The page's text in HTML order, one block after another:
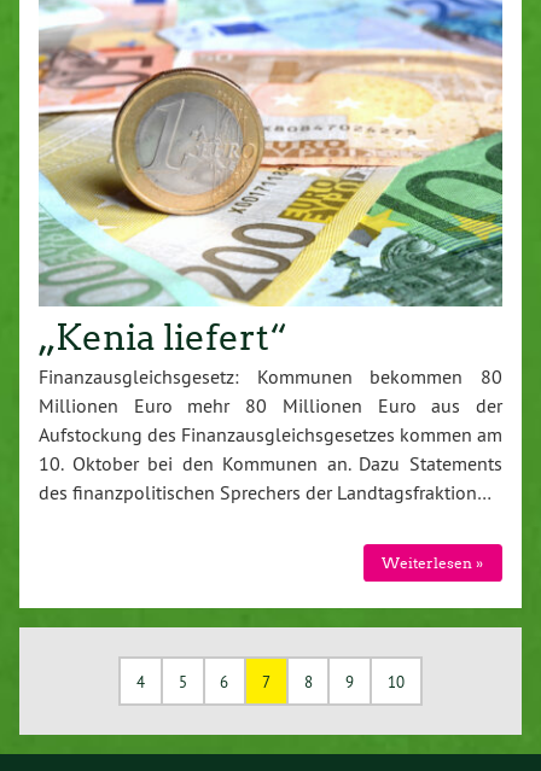
„Kenia liefert“
Finanzausgleichsgesetz: Kommunen bekommen 80
Millionen Euro mehr 80 Millionen Euro aus der
Aufstockung des Finanzausgleichsgesetzes kommen am
10. Oktober bei den Kommunen an. Dazu Statements
des finanzpolitischen Sprechers der Landtagsfraktion…
Weiterlesen »
4 5 6 7 8 9 10